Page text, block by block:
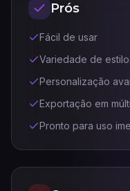
Prós
Fácil de usar
Variedade de
Personalização
Exportação em
Pronto para uso